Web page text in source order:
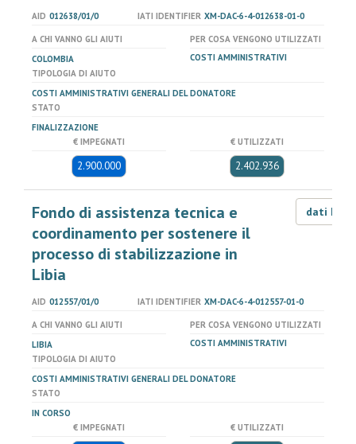
AID 012638/01/0 IATI IDENTIFIER XM-DAC-6-4-012638-01-0
A CHI VANNO GLI AIUTI
COLOMBIA
PER COSA VENGONO UTILIZZATI
COSTI AMMINISTRATIVI
TIPOLOGIA DI AIUTO
COSTI AMMINISTRATIVI GENERALI DEL DONATORE
STATO
FINALIZZAZIONE
€ IMPEGNATI
2.900.000
€ UTILIZZATI
2.402.936
Fondo di assistenza tecnica e
coordinamento per sostenere il
processo di stabilizzazione in
Libia
dati LOD
AID 012557/01/0 IATI IDENTIFIER XM-DAC-6-4-012557-01-0
A CHI VANNO GLI AIUTI
LIBIA
PER COSA VENGONO UTILIZZATI
COSTI AMMINISTRATIVI
TIPOLOGIA DI AIUTO
COSTI AMMINISTRATIVI GENERALI DEL DONATORE
STATO
IN CORSO
€ IMPEGNATI
€ UTILIZZATI